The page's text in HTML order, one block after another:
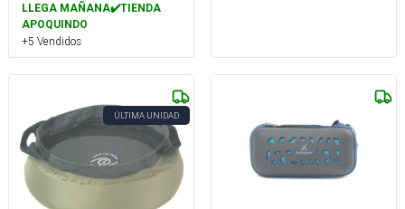
LLEGA MAÑANA✔️TIENDA
APOQUINDO
+5 Vendidos
ÚLTIMA UNIDAD